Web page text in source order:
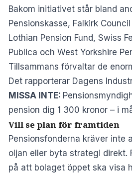
Bakom initiativet står bland
Pensionskasse, Falkirk
Lothian Pension Fund, Swiss
Publica och West Yorkshire
Tillsammans förvaltar de
Det rapporterar Dagens
MISSA INTE:
pension dig 1 300 kronor – i
Vill se plan för framtiden
Pensionsfonderna kräver inte
oljan eller byta strategi direkt.
på att bolaget öppet ska visa